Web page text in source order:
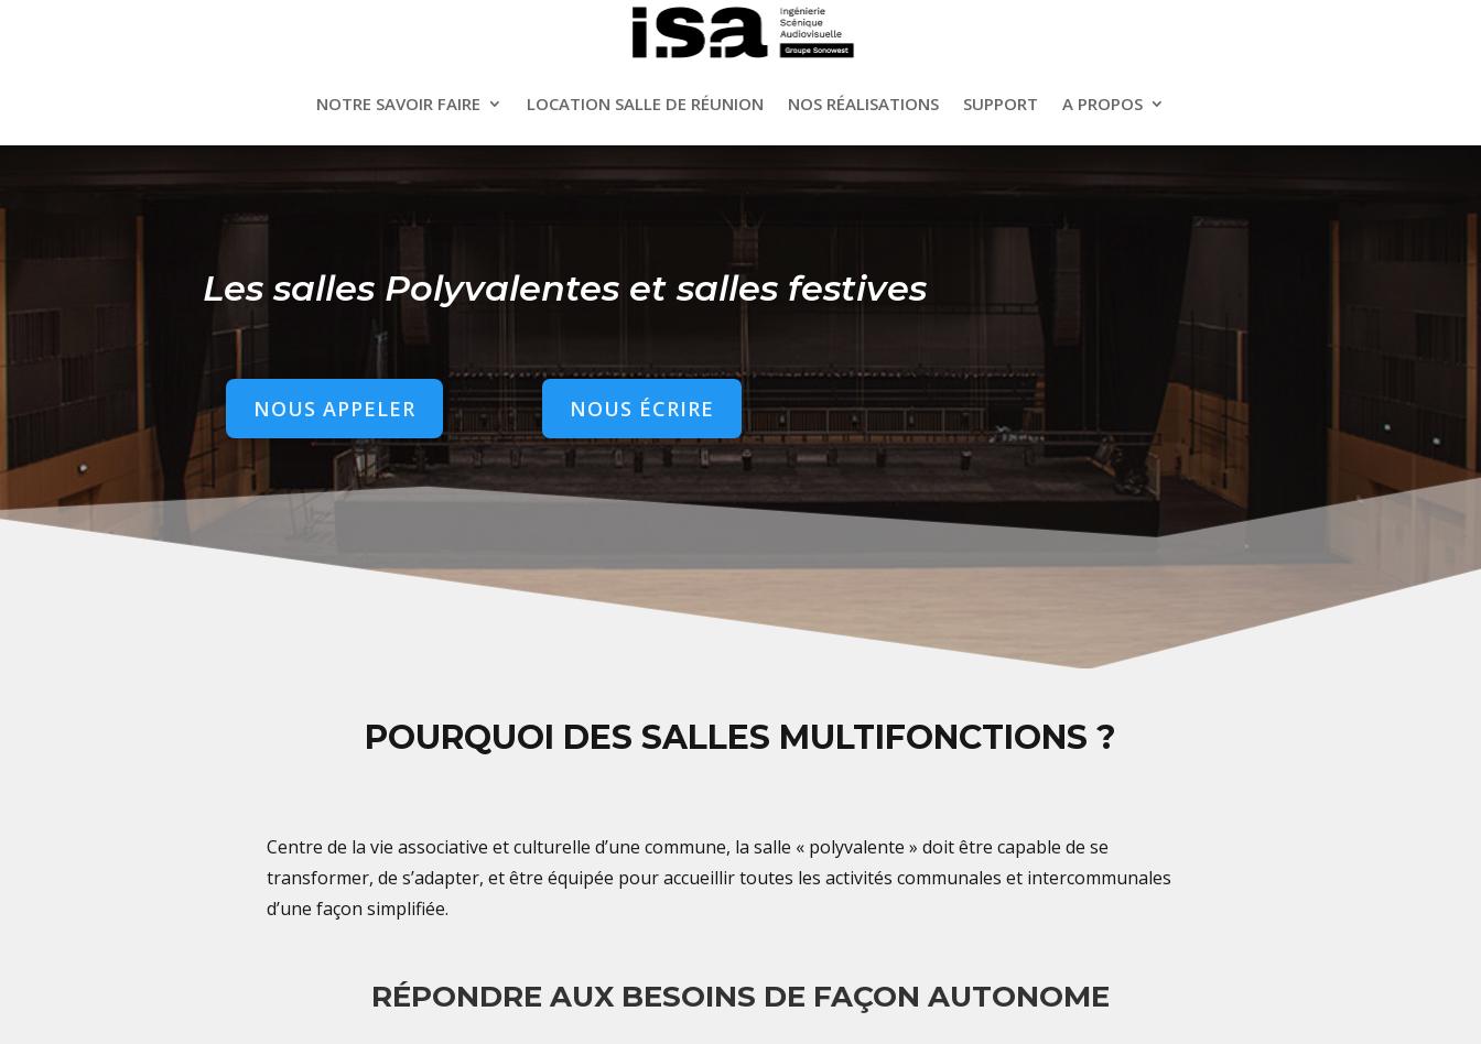
NOTRE SAVOIR FAIRE LOCATION SALLE DE RÉUNION NOS RÉALISATIONS SUPPORT A PROPOS
Les salles Polyvalentes et salles festives
NOUS APPELER NOUS ÉCRIRE
POURQUOI DES SALLES MULTIFONCTIONS ?
Centre de la vie associative et culturelle d’une commune, la salle « polyvalente » doit être capable de se
transformer, de s’adapter, et être équipée pour accueillir toutes les activités communales et intercommunales
d’une façon simplifiée.
RÉPONDRE AUX BESOINS DE FAÇON AUTONOME